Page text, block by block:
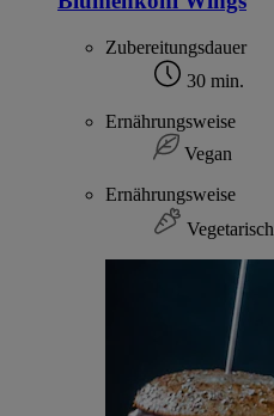
Zubereitungsdauer
30 min.
Ernährungsweise
Vegan
Ernährungsweise
Vegetarisch